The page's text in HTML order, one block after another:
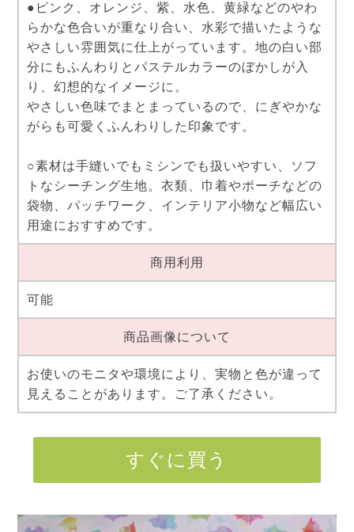
●ピンク、オレンジ、紫、水色、黄緑などのやわ
らかな色合いが重なり合い、水彩で描いたような
やさしい雰囲気に仕上がっています。地の白い部
分にもふんわりとパステルカラーのぼかしが入
り、幻想的なイメージに。
やさしい色味でまとまっているので、にぎやかな
がらも可愛くふんわりした印象です。
○素材は手縫いでもミシンでも扱いやすい、ソフ
トなシーチング生地。衣類、巾着やポーチなどの
袋物、パッチワーク、インテリア小物など幅広い
用途におすすめです。
商用利用
可能
商品画像について
お使いのモニタや環境により、実物と色が違って
見えることがあります。ご了承ください。
すぐに買う